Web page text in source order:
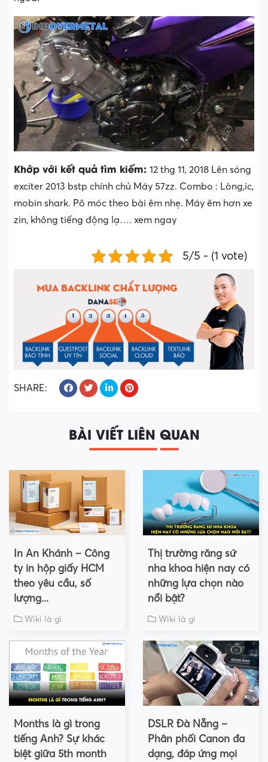
Khớp với kết quả tìm kiếm: 12 thg 11, 2018 Lên sóng
exciter 2013 bstp chính chủ Máy 57zz. Combo : Lòng,ic,
mobin shark. Pô móc theo bài êm nhẹ. Máy êm hơn xe
zin, không tiếng động lạ…. xem ngay
5/5 - (1 vote)
SHARE:
BÀI VIẾT LIÊN QUAN
In An Khánh – Công
ty in hộp giấy HCM
theo yêu cầu, số
lượng...
Wiki là gì
Thị trường răng sứ
nha khoa hiện nay có
những lựa chọn nào
nổi bật?
Wiki là gì
Months là gì trong
tiếng Anh? Sự khác
biệt giữa 5th month
DSLR Đà Nẵng –
Phân phối Canon đa
dạng, đáp ứng mọi